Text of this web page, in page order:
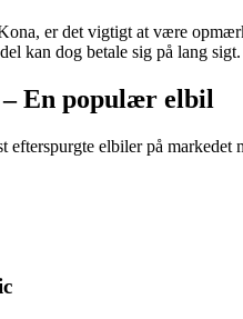
er det vigtigt at være
kan dog betale sig på lang sigt.
En populær elbil
efterspurgte elbiler på